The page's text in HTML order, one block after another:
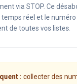
via STOP. Ce
réel et le numéro
de toutes vos listes.
: collecter des